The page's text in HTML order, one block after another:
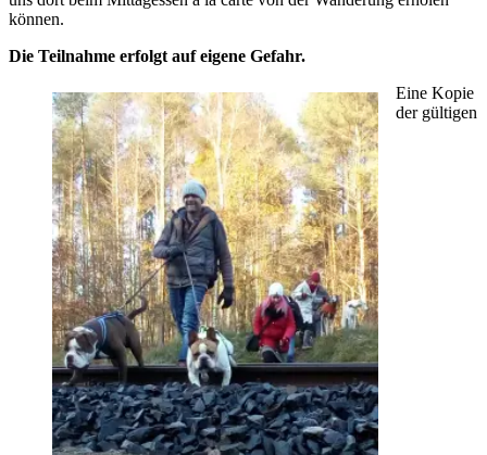
können.
Die Teilnahme erfolgt auf eigene Gefahr.
Eine Kopie
der gültigen